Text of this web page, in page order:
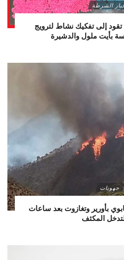
الشرطة
إلى تفكيك نشاط لترويج
بأيت ملول والدشيرة
جهويات
بأورير وتغازوت بعد ساعات
المكثف